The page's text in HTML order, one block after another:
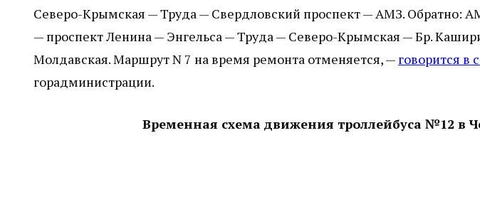
Северо-Крымская — Труда — Свердловский проспект — АМЗ. Обратно:
— проспект Ленина — Энгельса — Труда — Северо-Крымская — Бр.
Молдавская. Маршрут N 7 на время ремонта отменяется, — говорится в
горадминистрации.
Временная схема движения троллейбуса №12 в